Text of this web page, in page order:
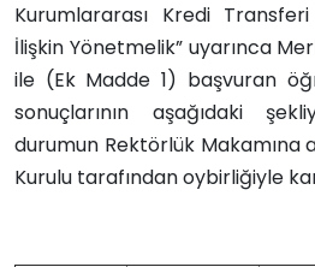
Kurumlararası Kredi Transferi
İlişkin Yönetmelik” uyarınca
ile (Ek Madde 1) başvuran
sonuçlarının aşağıdaki
durumun Rektörlük Makamına
Kurulu tarafından oybirliğiyle